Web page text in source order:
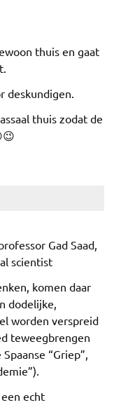
thuis en gaat
deskundigen.
thuis zodat de
Gad Saad,
scientist
komen daar
dodelijke,
worden verspreid
teweegbrengen
“Griep”,
echt